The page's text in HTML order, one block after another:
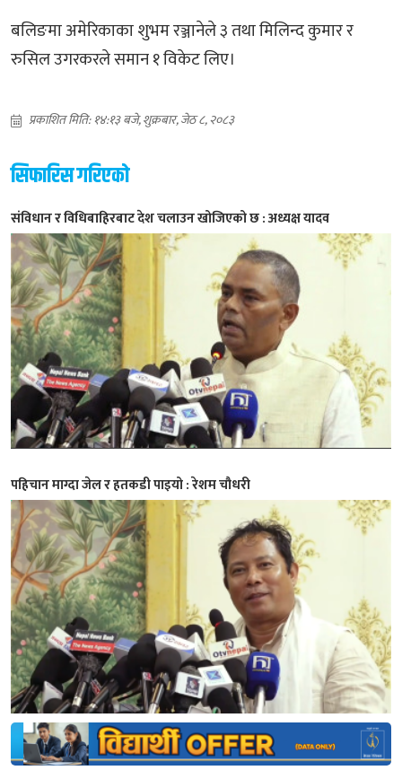
बलिङमा अमेरिकाका शुभम रञ्जानेले ३ तथा मिलिन्द कुमार र
रुसिल उगरकरले समान १ विकेट लिए।
प्रकाशित मिति: १४:१३ बजे, शुक्रबार, जेठ ८, २०८३
सिफारिस गरिएको
संविधान र विधिबाहिरबाट देश चलाउन खोजिएको छ : अध्यक्ष यादव
पहिचान माग्दा जेल र हतकडी पाइयो : रेशम चौधरी